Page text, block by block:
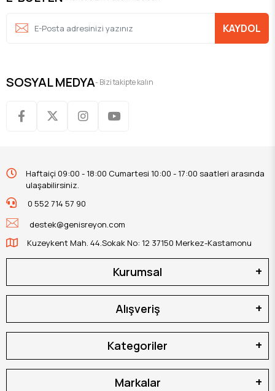
KAYDOL
SOSYAL MEDYA- Bizi takipte kalın
Haftaiçi 09:00 - 18:00 Cumartesi 10:00 - 17:00 saatleri arasında
ulaşabilirsiniz.
0 552 714 57 90
destek@genisreyon.com
Kuzeykent Mah. 44.Sokak No: 12 37150 Merkez-Kastamonu
Kurumsal
Alışveriş
Kategoriler
Markalar